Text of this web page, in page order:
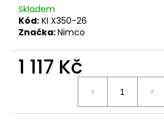
Skladem
Kód: KI X350-26
Značka:Nimco
1 117 Kč
m
e